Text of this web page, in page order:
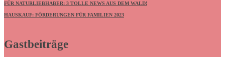
FÜR NATURLIEBHABER: 3 TOLLE NEWS AUS DEM WALD!
HAUSKAUF: FÖRDERUNGEN FÜR FAMILIEN 2023
Gastbeiträge